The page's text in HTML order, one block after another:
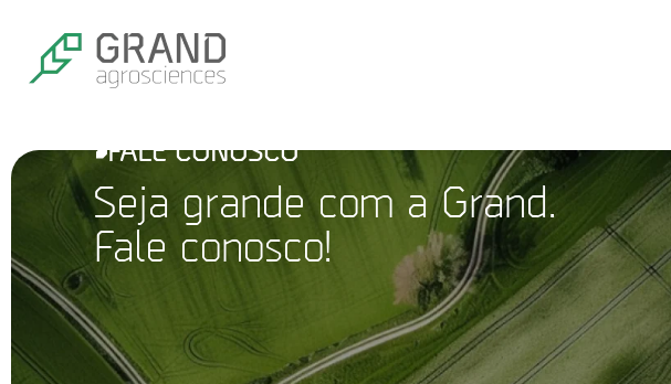
FALE CONOSCO
Seja grande com a Grand.
Fale conosco!